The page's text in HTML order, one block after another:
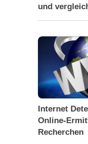
und
Internet
Online-
Recherchen